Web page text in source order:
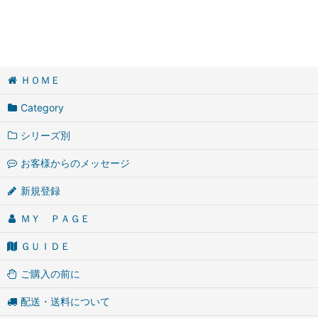
ＨＯＭＥ
Category
シリーズ別
お客様からのメッセージ
新規登録
ＭＹ ＰＡＧＥ
ＧＵＩＤＥ
ご購入の前に
配送・送料について